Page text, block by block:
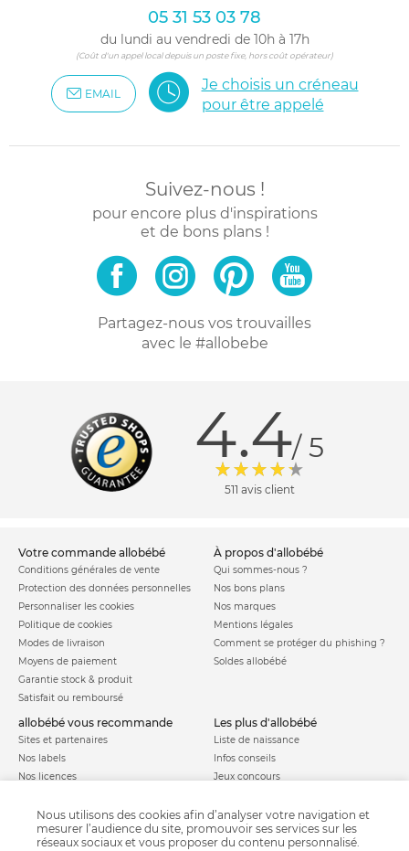
05 31 53 03 78
du lundi au vendredi de 10h à 17h
(Coût d'un appel local depuis un poste fixe, hors coût opérateur)
EMAIL
Je choisis un créneau
pour être appelé
Suivez-nous !
pour encore plus d'inspirations
et de bons plans !
Partagez-nous vos trouvailles
avec le #allobebe
4.4/ 5
511 avis client
votre commande allobébé
Conditions générales de vente
Protection des données personnelles
Personnaliser les cookies
Politique de cookies
Modes de livraison
Moyens de paiement
Garantie stock & produit
Satisfait ou remboursé
à propos d'allobébé
Qui sommes-nous ?
Nos bons plans
Nos marques
Mentions légales
Comment se protéger du phishing ?
Soldes allobébé
allobébé vous recommande
Sites et partenaires
Nos labels
Nos licences
les plus d'allobébé
Liste de naissance
Infos conseils
Jeux concours
Parrainage
Paiement sécurisé
Nous utilisons des cookies afin d’analyser votre navigation et
mesurer l’audience du site, promouvoir ses services sur les
réseaux sociaux et vous proposer du contenu personnalisé.